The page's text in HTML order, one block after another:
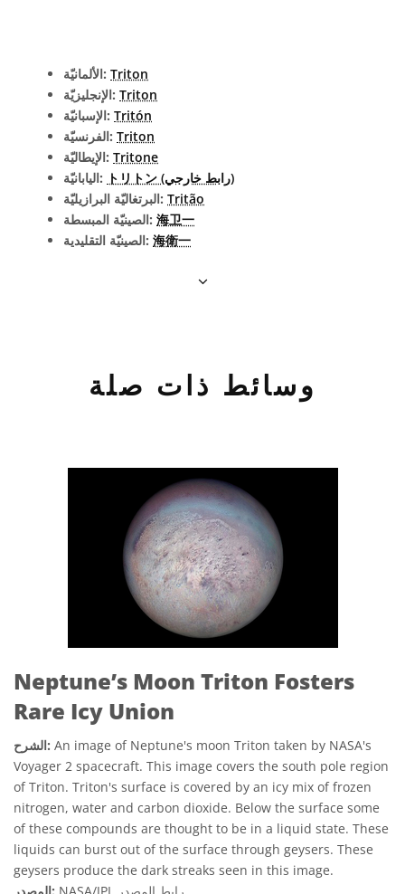
الألمانيّة: Triton
الإنجليزيّة: Triton
الإسبانيّة: Tritón
الفرنسيّة: Triton
الإيطاليّة: Tritone
اليابانيّة:
トリトン (رابط خارجي)
البرتغاليّة البرازيليّة: Tritão
الصينيّة المبسطة: 海卫一
الصينيّة التقليدية: 海衛一
وسائط ذات صلة
Neptune’s Moon Triton Fosters
Rare Icy Union
الشرح: An image of Neptune's moon Triton taken by NASA's
Voyager 2 spacecraft. This image covers the south pole region
of Triton. Triton's surface is covered by an icy mix of frozen
nitrogen, water and carbon dioxide. Below the surface some
of these compounds are thought to be in a liquid state. These
liquids can burst out of the surface through geysers. These
geysers produce the dark streaks seen in this image.